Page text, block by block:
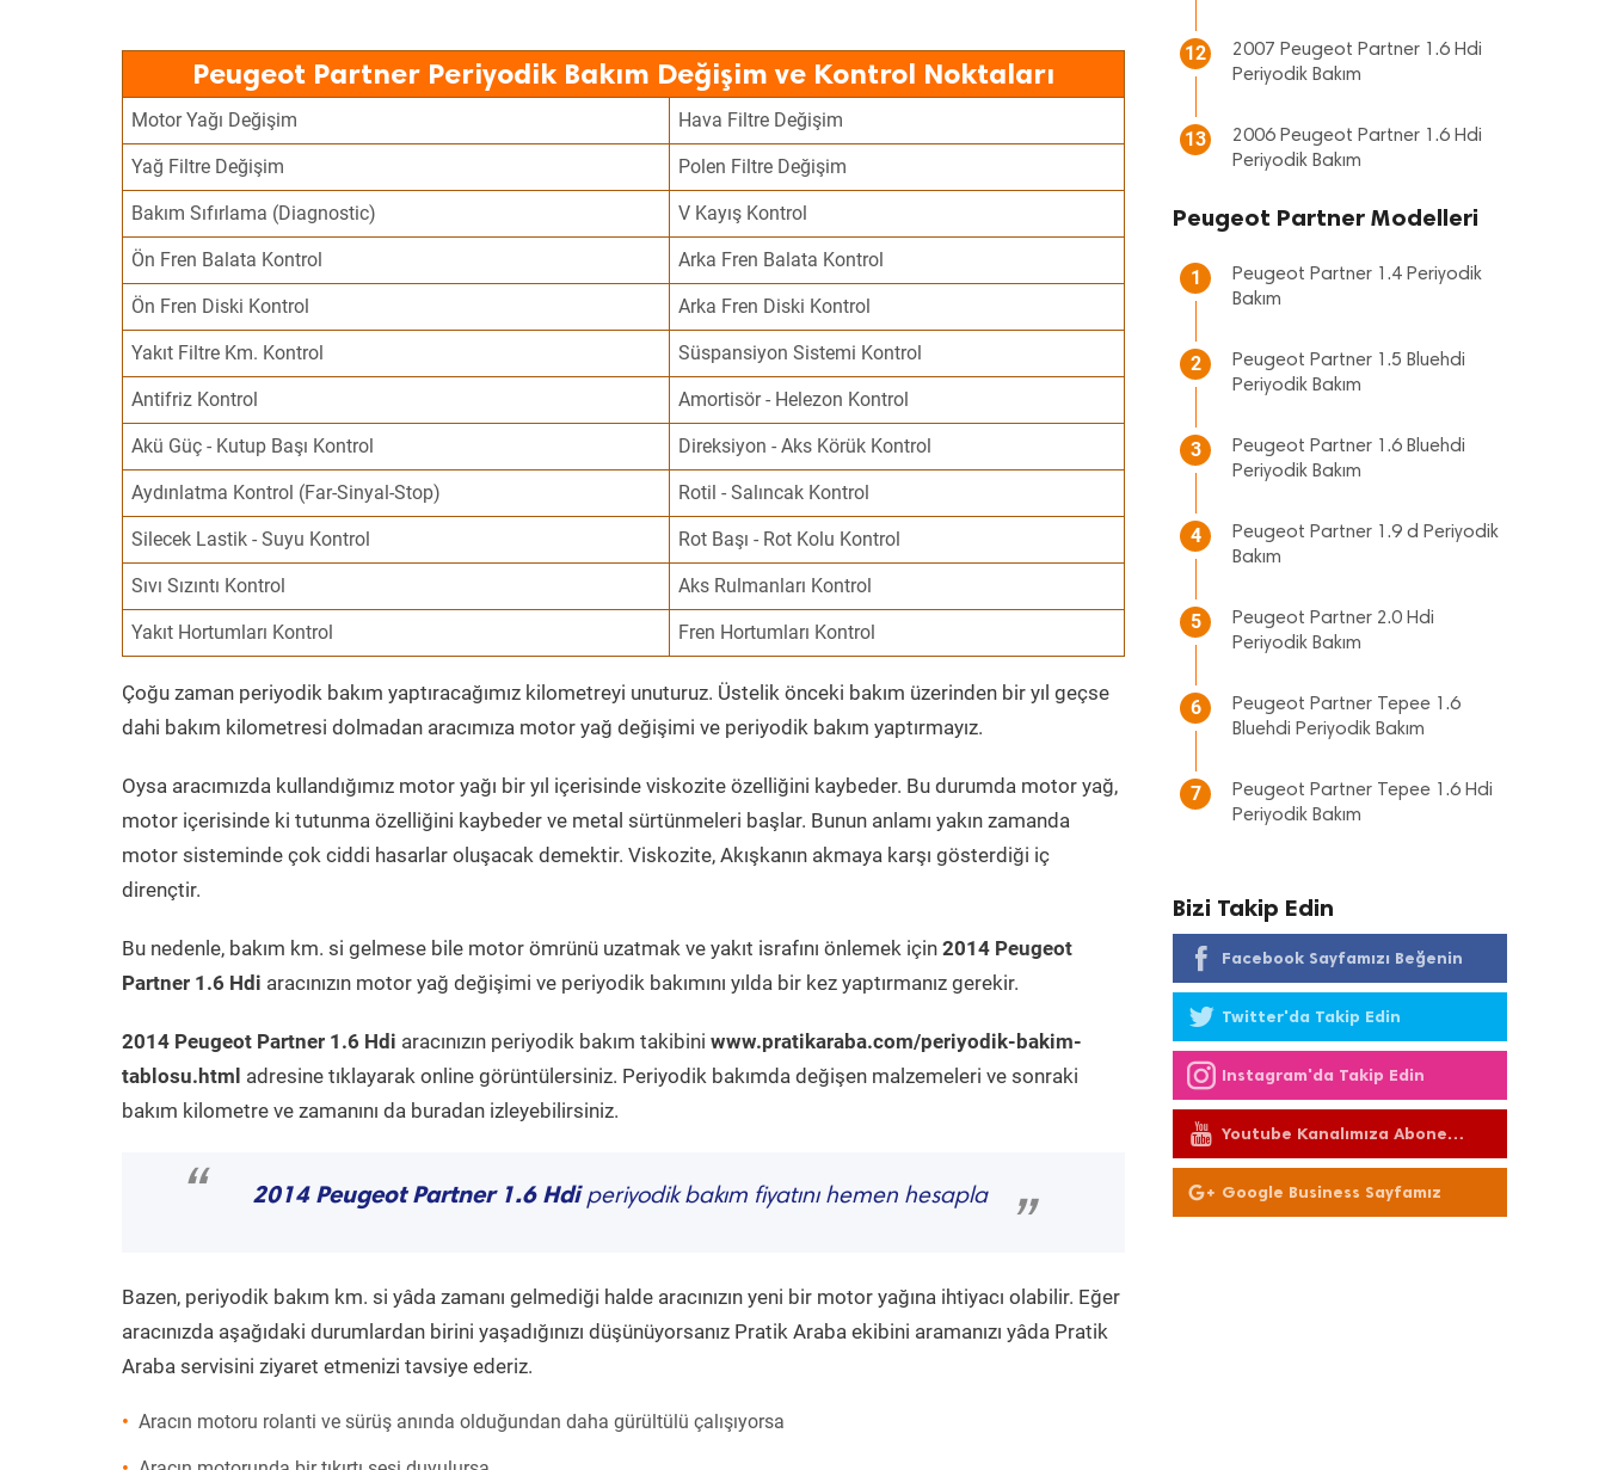
Peugeot Partner Periyodik Bakım Değişim ve Kontrol Noktaları
Motor Yağı Değişim Hava Filtre Değişim
Yağ Filtre Değişim Polen Filtre Değişim
Bakım Sıfırlama (Diagnostic) V Kayış Kontrol
Ön Fren Balata Kontrol Arka Fren Balata Kontrol
Ön Fren Diski Kontrol Arka Fren Diski Kontrol
Yakıt Filtre Km. Kontrol Süspansiyon Sistemi Kontrol
Antifriz Kontrol Amortisör - Helezon Kontrol
Akü Güç - Kutup Başı Kontrol Direksiyon - Aks Körük Kontrol
Aydınlatma Kontrol (Far-Sinyal-Stop) Rotil - Salıncak Kontrol
Silecek Lastik - Suyu Kontrol Rot Başı - Rot Kolu Kontrol
Sıvı Sızıntı Kontrol Aks Rulmanları Kontrol
Yakıt Hortumları Kontrol Fren Hortumları Kontrol
Çoğu zaman periyodik bakım yaptıracağımız kilometreyi unuturuz. Üstelik önceki bakım üzerinden bir yıl geçse
dahi bakım kilometresi dolmadan aracımıza motor yağ değişimi ve periyodik bakım yaptırmayız.
Oysa aracımızda kullandığımız motor yağı bir yıl içerisinde viskozite özelliğini kaybeder. Bu durumda motor yağ,
motor içerisinde ki tutunma özelliğini kaybeder ve metal sürtünmeleri başlar. Bunun anlamı yakın zamanda
motor sisteminde çok ciddi hasarlar oluşacak demektir. Viskozite, Akışkanın akmaya karşı gösterdiği iç
dirençtir.
Bu nedenle, bakım km. si gelmese bile motor ömrünü uzatmak ve yakıt israfını önlemek için 2014 Peugeot
Partner 1.6 Hdi aracınızın motor yağ değişimi ve periyodik bakımını yılda bir kez yaptırmanız gerekir.
2014 Peugeot Partner 1.6 Hdi aracınızın periyodik bakım takibini www.pratikaraba.com/periyodik-bakim-
tablosu.html adresine tıklayarak online görüntülersiniz. Periyodik bakımda değişen malzemeleri ve sonraki
bakım kilometre ve zamanını da buradan izleyebilirsiniz.
“ 2014 Peugeot Partner 1.6 Hdiperiyodik bakım fiyatını hemen hesapla
”
Bazen, periyodik bakım km. si yâda zamanı gelmediği halde aracınızın yeni bir motor yağına ihtiyacı olabilir. Eğer
aracınızda aşağıdaki durumlardan birini yaşadığınızı düşünüyorsanız Pratik Araba ekibini aramanızı yâda Pratik
Araba servisini ziyaret etmenizi tavsiye ederiz.
Aracın motoru rolanti ve sürüş anında olduğundan daha gürültülü çalışıyorsa
12
2007 Peugeot Partner 1.6 Hdi
Periyodik Bakım
13
2006 Peugeot Partner 1.6 Hdi
Periyodik Bakım
Peugeot Partner Modelleri
1
Peugeot Partner 1.4 Periyodik
Bakım
2
Peugeot Partner 1.5 Bluehdi
Periyodik Bakım
3
Peugeot Partner 1.6 Bluehdi
Periyodik Bakım
4
Peugeot Partner 1.9 d Periyodik
Bakım
5
Peugeot Partner 2.0 Hdi
Periyodik Bakım
6
Peugeot Partner Tepee 1.6
Bluehdi Periyodik Bakım
7
Peugeot Partner Tepee 1.6 Hdi
Periyodik Bakım
Bizi Takip Edin
Facebook Sayfamızı Beğenin
Twitter'da Takip Edin
Instagram'da Takip Edin
Youtube Kanalımıza Abone
Olun
Google Business Sayfamız